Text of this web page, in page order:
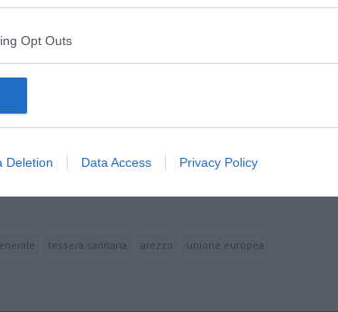
Opt Outs
Deletion Data Access Privacy Policy
allaNewsletter QUInews - ToscanaMedia.
di posta.
tessera sanitaria arezzo unione europea